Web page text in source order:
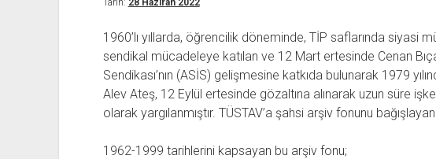
Tarih: 28 Haziran 2022
1960’lı yıllarda, öğrencilik döneminde, TİP saflarında siyasi
sendikal mücadeleye katılan ve 12 Mart ertesinde Cenan
Sendikası’nın (ASİS) gelişmesine katkıda bulunarak 1979
Alev Ateş, 12 Eylül ertesinde gözaltına alınarak uzun süre
olarak yargılanmıştır. TÜSTAV’a şahsi arşiv fonunu
1962-1999 tarihlerini kapsayan bu arşiv fonu;